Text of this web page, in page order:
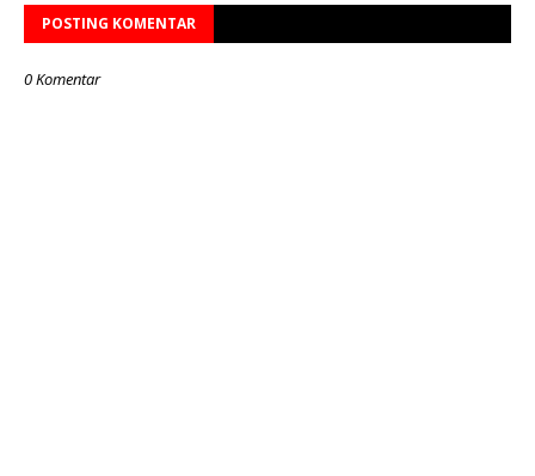
POSTING KOMENTAR
0 Komentar